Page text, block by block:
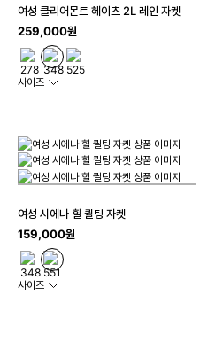
여성 클리어몬트 헤이츠 2L 레인 자켓
259,000원
사이즈
여성 시에나 힐 퀼팅 자켓
159,000원
사이즈